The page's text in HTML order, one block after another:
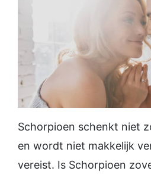
Schorpioen schenkt niet
en wordt niet makkelijk
vereist. Is Schorpioen